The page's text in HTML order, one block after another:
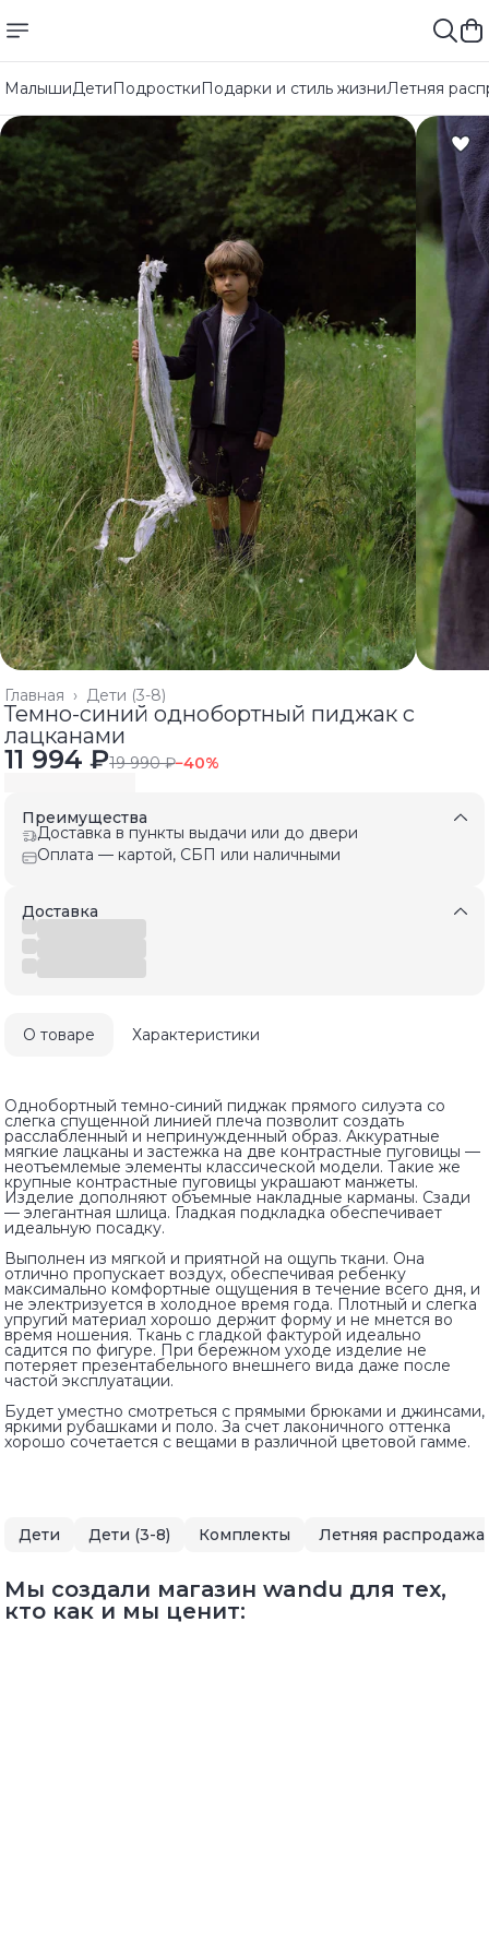
МалышиДетиПодросткиПодарки и стиль жизниЛетняя
Дети (3-8)
Главная ›
Темно-синий однобортный пиджак с
лацканами
11 994 ₽19 990 ₽−40%
Преимущества
Доставка в пункты выдачи или до двери
Оплата — картой, СБП или наличными
Доставка
О товаре Характеристики
Однобортный темно-синий пиджак прямого силуэта со
слегка спущенной линией плеча позволит создать
расслабленный и непринужденный образ. Аккуратные
мягкие лацканы и застежка на две контрастные пуговицы —
неотъемлемые элементы классической модели. Такие же
крупные контрастные пуговицы украшают манжеты.
Изделие дополняют объемные накладные карманы. Сзади
— элегантная шлица. Гладкая подкладка обеспечивает
идеальную посадку.
Выполнен из мягкой и приятной на ощупь ткани. Она
отлично пропускает воздух, обеспечивая ребенку
максимально комфортные ощущения в течение всего дня, и
не электризуется в холодное время года. Плотный и слегка
упругий материал хорошо держит форму и не мнется во
время ношения. Ткань с гладкой фактурой идеально
садится по фигуре. При бережном уходе изделие не
потеряет презентабельного внешнего вида даже после
частой эксплуатации.
Будет уместно смотреться с прямыми брюками и джинсами,
яркими рубашками и поло. За счет лаконичного оттенка
хорошо сочетается с вещами в различной цветовой гамме.
Дети Дети (3-8) Комплекты Летняя распродажа
Мы создали магазин wandu для тех,
кто как и мы ценит: